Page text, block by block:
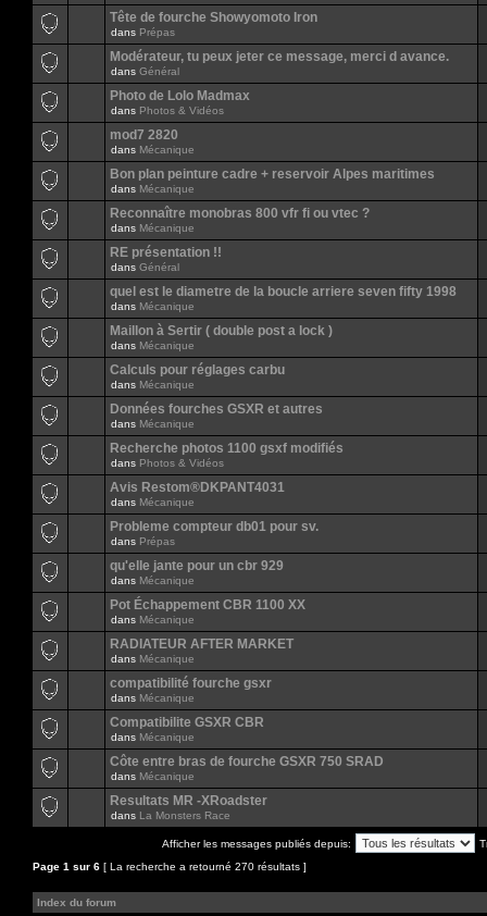
Tête de fourche Showyomoto Iron
dans Prépas
Modérateur, tu peux jeter ce message, merci d avance.
dans Général
Photo de Lolo Madmax
dans Photos & Vidéos
mod7 2820
dans Mécanique
Bon plan peinture cadre + reservoir Alpes maritimes
dans Mécanique
Reconnaître monobras 800 vfr fi ou vtec ?
dans Mécanique
RE présentation !!
dans Général
quel est le diametre de la boucle arriere seven fifty 1998
dans Mécanique
Maillon à Sertir ( double post a lock )
dans Mécanique
Calculs pour réglages carbu
dans Mécanique
Données fourches GSXR et autres
dans Mécanique
Recherche photos 1100 gsxf modifiés
dans Photos & Vidéos
Avis Restom®DKPANT4031
dans Mécanique
Probleme compteur db01 pour sv.
dans Prépas
qu'elle jante pour un cbr 929
dans Mécanique
Pot Échappement CBR 1100 XX
dans Mécanique
RADIATEUR AFTER MARKET
dans Mécanique
compatibilité fourche gsxr
dans Mécanique
Compatibilite GSXR CBR
dans Mécanique
Côte entre bras de fourche GSXR 750 SRAD
dans Mécanique
Resultats MR -XRoadster
dans La Monsters Race
Afficher les messages publiés depuis:
Page 1 sur 6 [ La recherche a retourné 270 résultats ]
Index du forum